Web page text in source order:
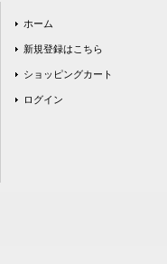
ホーム
新規登録はこちら
ショッピングカート
ログイン